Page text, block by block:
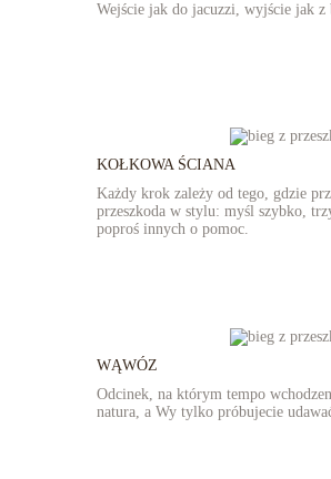
Wejście jak do jacuzzi, wyjście jak z
KOŁKOWA ŚCIANA
Każdy krok zależy od tego, gdzie
przeszkoda w stylu: myśl szybko,
poproś innych o pomoc.
WĄWÓZ
Odcinek, na którym tempo
natura, a Wy tylko próbujecie